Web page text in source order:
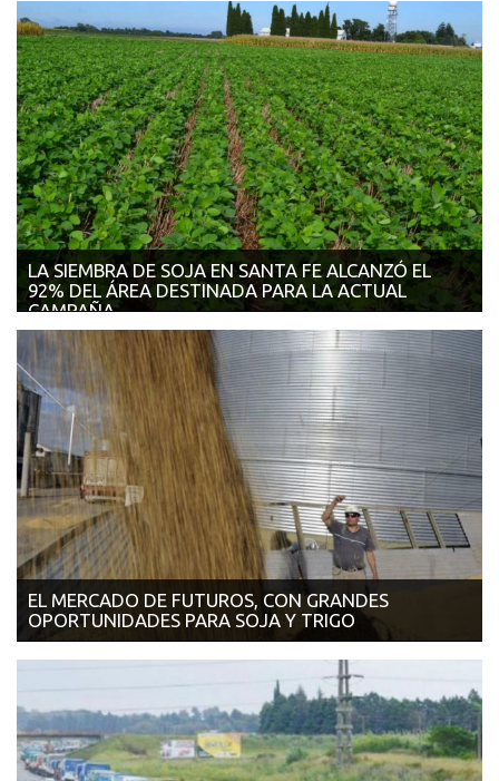
millones de hect&aacu...
LA SIEMBRA DE SOJA EN SANTA FE ALCANZÓ EL
92% DEL ÁREA DESTINADA PARA LA ACTUAL
CAMPAÑA
07/12/2017 | AGRITOTAL Los productores de soja de los 12
departamentos que componen el ce...
EL MERCADO DE FUTUROS, CON GRANDES
OPORTUNIDADES PARA SOJA Y TRIGO